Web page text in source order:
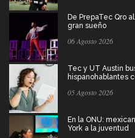
De PrepaTec Qro
gran sueño
06 Agosto 2026
Tec y UT Austin
hispanohablantes
05 Agosto 2026
En la ONU:
York a la juventud